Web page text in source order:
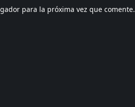
para la próxima vez que comente.